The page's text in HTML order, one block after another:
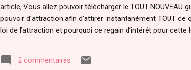
article, Vous allez pouvoir télécharger le TOUT NOUVEAU
pouvoir d'attraction afin d'attirer Instantanément TOUT ce
loi de l’attraction et pourquoi ce regain d’intérêt pour cette
convoité depuis la nuit des temps par des personnes
l’a ardemment convoité, volé même. Il a été compris par
2 commentaires